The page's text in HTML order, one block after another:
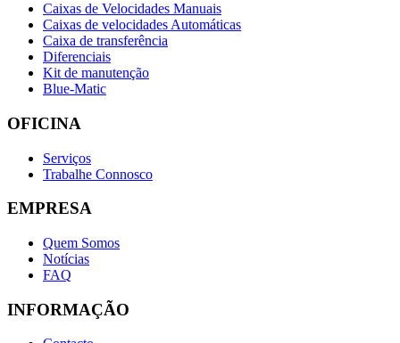
Caixas de Velocidades Manuais
Caixas de velocidades Automáticas
Caixa de transferência
Diferenciais
Kit de manutenção
Blue-Matic
OFICINA
Serviços
Trabalhe Connosco
EMPRESA
Quem Somos
Notícias
FAQ
INFORMAÇÃO